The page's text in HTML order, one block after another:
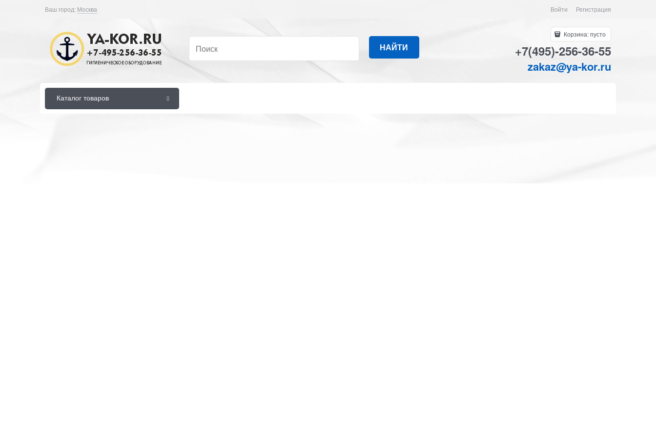
Ваш город: Москва Войти Регистрация
НАЙТИ
Корзина:пусто
+7(495)-256-36-55
zakaz@ya-kor.ru
Каталог товаров